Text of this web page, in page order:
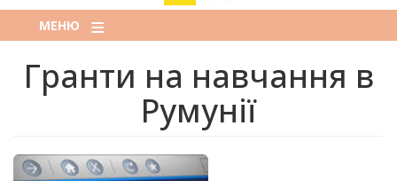
МЕНЮ
Гранти на навчання в
Румунії